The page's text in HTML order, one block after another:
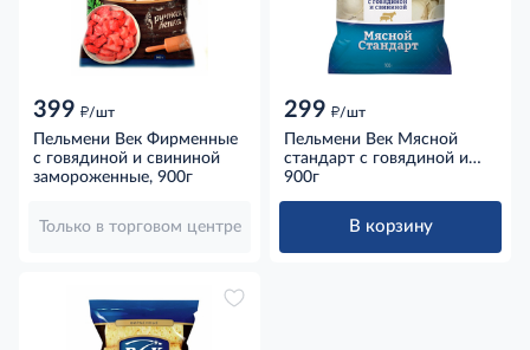
399 д/шт
Пельмени Век Фирменные
с говядиной и свининой
замороженные, 900г
Только в торговом центре
299 д/шт
Пельмени Век Мясной
стандарт с говядиной и
свининой замороженные,
900г
В корзину